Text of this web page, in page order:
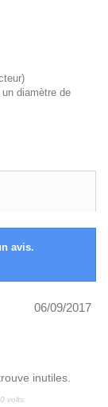
diamètre de
avis.
06/09/2017
inutiles.
volts